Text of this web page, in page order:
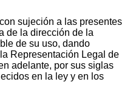
sujeción a las presentes
de la dirección de la
de su uso, dando
Representación Legal de
adelante, por sus siglas
en la ley y en los